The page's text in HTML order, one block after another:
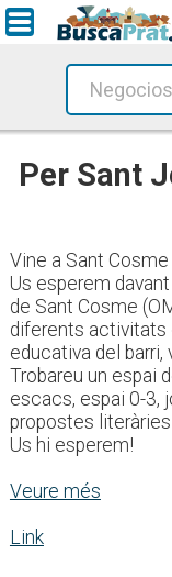
Per Sant
Vine a Sant
Us esperem
de Sant Cosme
diferents activitats
educativa del
Trobareu un espai
escacs, espai 0-3,
propostes
Us hi esperem!
Veure més
Link